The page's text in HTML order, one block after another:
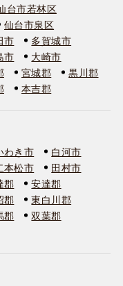
台市若林区
仙台市泉区
市
多賀城市
市
大崎市
宮城郡
黒川郡
本吉郡
わき市
白河市
本松市
田村市
郡
安達郡
郡
東白川郡
郡
双葉郡